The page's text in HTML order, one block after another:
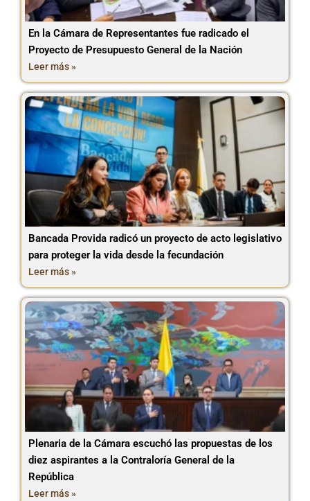
En la Cámara de Representantes fue radicado el
Proyecto de Presupuesto General de la Nación
Leer más »
Bancada Provida radicó un proyecto de acto legislativo
para proteger la vida desde la fecundación
Leer más »
Plenaria de la Cámara escuchó las propuestas de los
diez aspirantes a la Contraloría General de la
República
Leer más »